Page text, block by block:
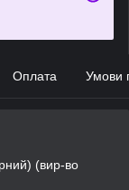
Оплата Умови
(вир-во